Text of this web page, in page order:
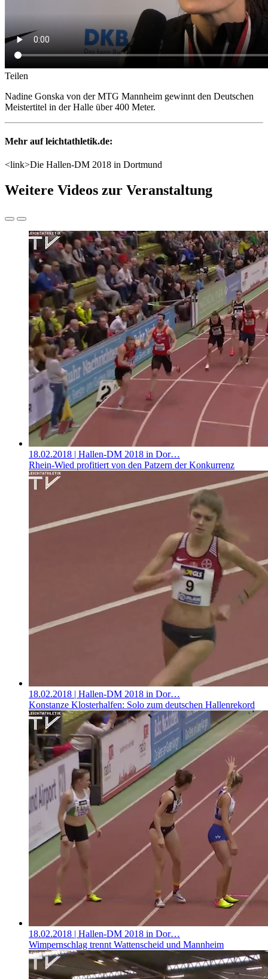
Teilen
Nadine Gonska von der MTG Mannheim gewinnt den Deutschen
Meistertitel in der Halle über 400 Meter.
Mehr auf leichtathletik.de:
<link>Die Hallen-DM 2018 in Dortmund
Weitere Videos zur Veranstaltung
18.02.2018 | Hallen-DM 2018 in Dor…
Rhein-Wied profitiert von den Patzern der Konkurrenz
18.02.2018 | Hallen-DM 2018 in Dor…
Konstanze Klosterhalfen: Solo zum deutschen Hallenrekord
18.02.2018 | Hallen-DM 2018 in Dor…
Wimpernschlag trennt Wattenscheid und Mannheim